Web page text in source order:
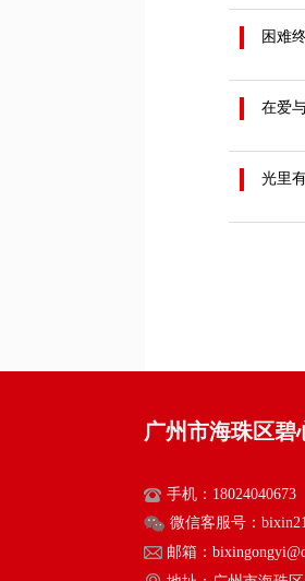
困难终
在爱与
光里有
广州市海珠区碧
手机：18024040673
微信客服号：
邮箱：